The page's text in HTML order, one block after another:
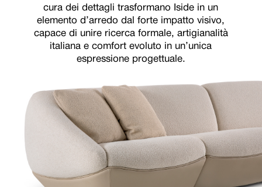
cura dei dettagli trasformano Iside in un
elemento d’arredo dal forte impatto visivo,
capace di unire ricerca formale, artigianalità
italiana e comfort evoluto in un’unica
espressione progettuale.